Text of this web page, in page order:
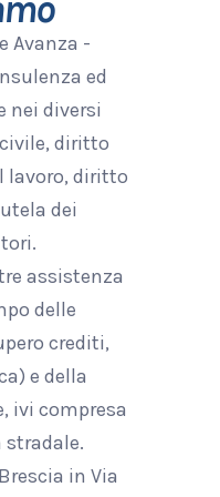
Avanza -
ed
nei diversi
diritto
lavoro, diritto
dei
assistenza
delle
crediti,
e della
ivi compresa
in Via